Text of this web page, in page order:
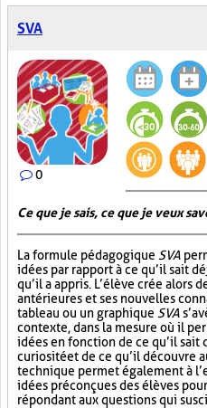
SVA
0
Ce que je sais, ce que je veux
La formule pédagogique SVA
idées par rapport à ce qu’il sait
qu’il a appris. L’élève crée alors
antérieures et ses nouvelles
tableau ou un graphique SVA
contexte, dans la mesure où il
idées en fonction de ce qu’il sait
curiosité et de ce qu’il découvre
technique permet également à
idées préconçues des élèves
répondant aux questions qui